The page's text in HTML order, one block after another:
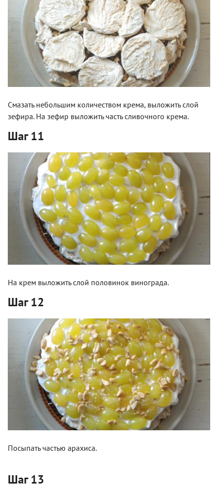
Смазать небольшим количеством крема, выложить слой
зефира. На зефир выложить часть сливочного крема.
Шаг 11
На крем выложить слой половинок винограда.
Шаг 12
Посыпать частью арахиса.
Шаг 13